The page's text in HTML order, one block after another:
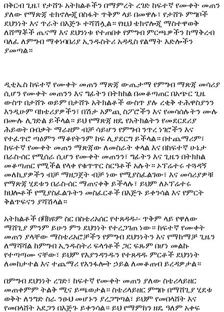
በቅርብ ጊዜ፣ የታሸጉ አትክልቶችን በማምረት ረገድ ከፍተኛ የሙቀት መጠን
ያለው የማጽጃ ቴክኖሎጂ በስፋት ጥቅም ላይ በመዋሉ፣ የታሸጉ ምግቦች
ደህንነት እና ጥራት በእጅጉ ተሻሽሏል። የዚህ ቴክኖሎጂ ማስተዋወቅ
ለሸማቾች ጤናማ እና ደህንነቱ የተጠበቀ የምግብ ምርጫዎችን ከማቅረብ
ባለፈ ለምግብ ማቀነባበሪያ ኢንዱስትሪ አዳዲስ የልማት እድሎችን
ያመጣል።
ዲቲኤስ ከፍተኛ የሙቀት መጠን ማጽጃ ውጤታማ የምግብ ማጽጃ መሳሪያ
ሲሆን የሙቀት መጠንን እና ግፊትን በትክክል በመቆጣጠር በአጭር ጊዜ
ውስጥ በታሸጉ ወይም በታሸጉ አትክልቶች ውስጥ ያሉ ረቂቅ ተሕዋስያንን
እንዲሁም ባክቴሪያዎችን፣ በሽታ አምጪ ስፖሮችን እና የመሳሰሉትን ሙሉ
በሙሉ ሊገድል ይችላል። ይህ የማጽጃ ዘዴ የአትክልትን የመደርደሪያ
ሕይወት በብቃት ማራዘም ብቻ ሳይሆን የምግብ ንጥረ ነገሮችን እና
የተፈጥሮ ጣዕምን ማቆየትንም ከፍ ሊያደርግ ይችላል። በተጨማሪም፣
ከፍተኛ የሙቀት መጠን ማጽጃው ለመስራት ቀላል እና በከፍተኛ ሁኔታ
በራስ-ሰር የሚሰራ ሲሆን የሙቀት መጠንን፣ ግፊትን እና ጊዜን በትክክል
መቆጣጠር የሚችል የላቀ የቁጥጥር ስርዓቶች አሉት። ኦፕሬተሩ ተጓዳኝ
መለኪያዎችን ብቻ ማዘጋጀት ብቻ ነው የሚያስፈልገው፣ እና መሳሪያዎቹ
የማጽጃ ሂደቱን በራስ-ሰር ማጠናቀቅ ይችላሉ፣ ይህም ለኦፕሬተሩ
ክህሎቶች የሚያስፈልጉትን መስፈርቶች በእጅጉ ይቀንሳል እና የምርት
ቅልጥፍናን ያሻሽላል።
አትክልቶች በቫክዩም ስር በስቴሪአሰር የተጸዳዱ፡- ጥቅም ላይ የዋለው
ማሸጊያ ምንም ይሁን ምን ደህንነት የተረጋገጠ ነው። ከፍተኛ የሙቀት
መጠን ያላቸው ማስቴሪአሮቻችን የምግብ ደህንነትን እና የማከማቻ ጊዜን
ለማሻሻል ከምግብ ኢንዱስትሪ ፍላጎቶች ጋር ፍጹም በሆነ መልኩ
የተጣጣሙ ናቸው፣ ይህም የእያንዳንዱን የተጸዳዱ ምርቶች ደህንነት
ለመከታተል እና ተጨማሪ የእንፋሎት ኃይል ለመቆጠብ ይረዳዎታል።
በምግብ ደህንነት ረገድ፣ ከፍተኛ የሙቀት መጠን ያለው ስቴሪላይዘር
መጠቀምም ትልቅ ሚና ይጫወታል። ስቴሪላይዘር ምግቡ በማሸጊያ ሂደቱ
ወቅት ለንግድ ስራ ንፁህ መሆኑን ያረጋግጣል፣ ይህም የመበላሸት እና
የመበላሸት አደጋን በእጅጉ ይቀንሳል። ይህ የማምከን ዘዴ ዓለም አቀፍ